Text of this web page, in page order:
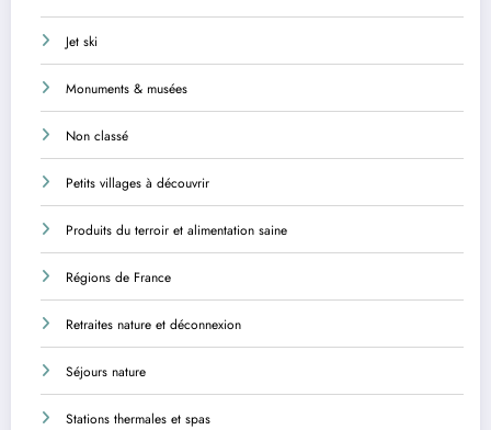
Jet ski
Monuments & musées
Non classé
Petits villages à découvrir
Produits du terroir et alimentation saine
Régions de France
Retraites nature et déconnexion
Séjours nature
Stations thermales et spas